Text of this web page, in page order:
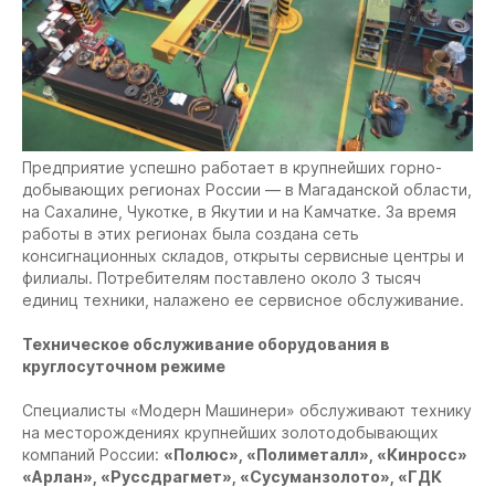
Предприятие успешно работает в крупнейших горно-
добывающих регионах России — в Магаданской области,
на Сахалине, Чукотке, в Якутии и на Камчатке. За время
работы в этих регионах была создана сеть
консигнационных складов, открыты сервисные центры и
филиалы. Потребителям поставлено около 3 тысяч
единиц техники, налажено ее сервисное обслуживание.
Техническое обслуживание оборудования в
круглосуточном режиме
Специалисты «Модерн Машинери» обслуживают технику
на месторождениях крупнейших золотодобывающих
компаний России: «Полюс», «Полиметалл», «Кинросс»
«Арлан», «Руссдрагмет», «Сусуманзолото», «ГДК